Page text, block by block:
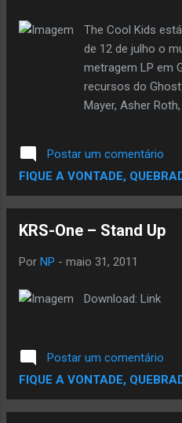
uma novidade.
ministrar
diretamente a
natural de
mora em São
menores
com a fala da
The Cool Kids
de 12 de julho o
metragem LP em
recursos do
Mayer, Asher
Penny Hardaway
Bundle Up 7. Gas
Right 9.
Boldy James) 11.
Ashley) (Prod. by
Mountain Dew
meio depois ,
primeira para
Postar um comentário
FIQUE A VONTADE,
KRS-One – Stand Up
Por NP - maio 31, 2011
Download: Link
Postar um comentário
FIQUE A VONTADE,